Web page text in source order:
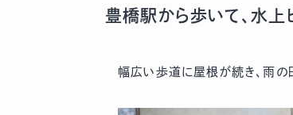
豊橋駅から歩いて、水上
幅広い歩道に屋根が続き、雨の